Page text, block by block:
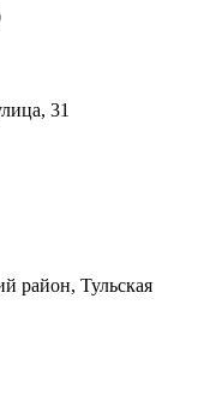
31
район, Тульская